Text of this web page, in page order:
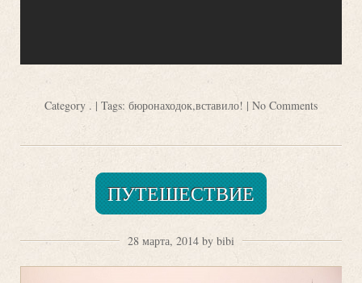
Category . | Tags: бюронаходок,вставило! | No Comments
ПУТЕШЕСТВИЕ
28 марта, 2014 by bibi